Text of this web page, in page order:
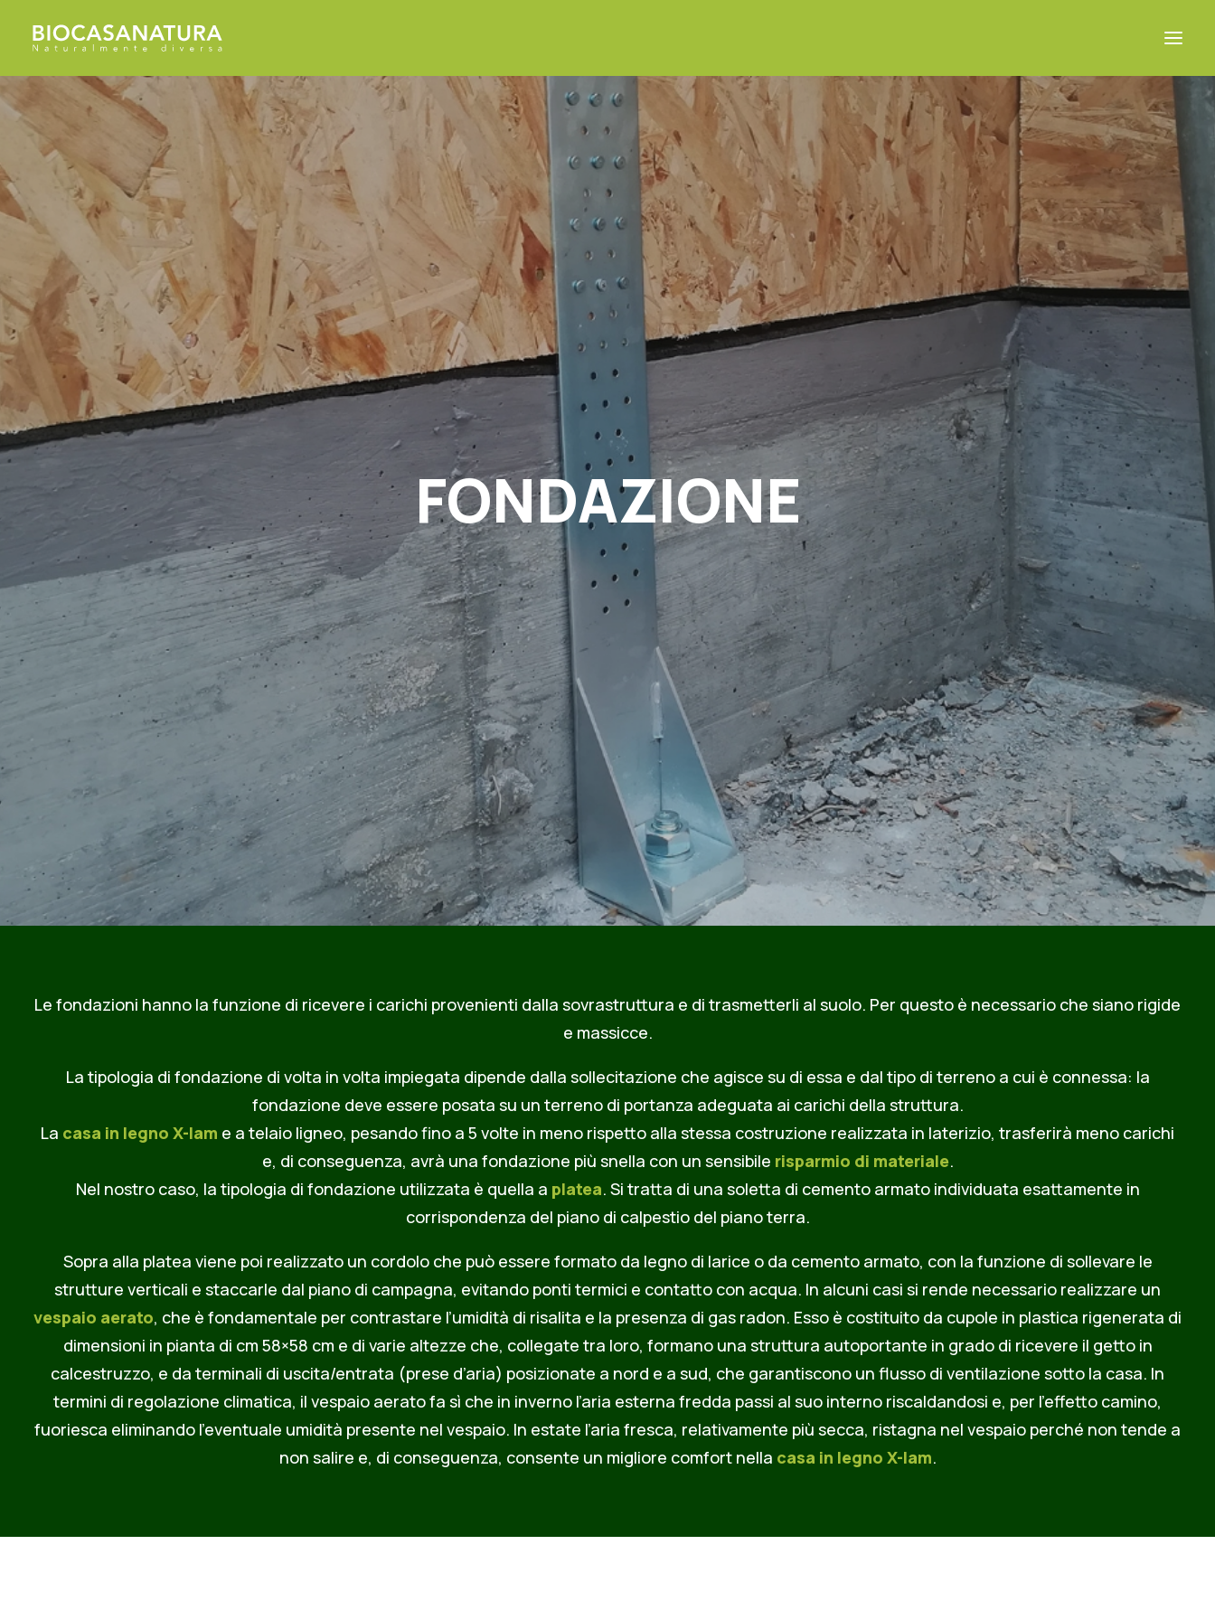
FONDAZIONE
Le fondazioni hanno la funzione di ricevere i carichi provenienti dalla sovrastruttura e di trasmetterli al suolo. Per questo è necessario che siano rigide
e massicce.
La tipologia di fondazione di volta in volta impiegata dipende dalla sollecitazione che agisce su di essa e dal tipo di terreno a cui è connessa: la
fondazione deve essere posata su un terreno di portanza adeguata ai carichi della struttura.
La casa in legno X-lam e a telaio ligneo, pesando fino a 5 volte in meno rispetto alla stessa costruzione realizzata in laterizio, trasferirà meno carichi
e, di conseguenza, avrà una fondazione più snella con un sensibile risparmio di materiale.
Nel nostro caso, la tipologia di fondazione utilizzata è quella a platea. Si tratta di una soletta di cemento armato individuata esattamente in
corrispondenza del piano di calpestio del piano terra.
Sopra alla platea viene poi realizzato un cordolo che può essere formato da legno di larice o da cemento armato, con la funzione di sollevare le
strutture verticali e staccarle dal piano di campagna, evitando ponti termici e contatto con acqua. In alcuni casi si rende necessario realizzare un
vespaio aerato, che è fondamentale per contrastare l’umidità di risalita e la presenza di gas radon. Esso è costituito da cupole in plastica rigenerata di
dimensioni in pianta di cm 58×58 cm e di varie altezze che, collegate tra loro, formano una struttura autoportante in grado di ricevere il getto in
calcestruzzo, e da terminali di uscita/entrata (prese d’aria) posizionate a nord e a sud, che garantiscono un flusso di ventilazione sotto la casa. In
termini di regolazione climatica, il vespaio aerato fa sì che in inverno l’aria esterna fredda passi al suo interno riscaldandosi e, per l’effetto camino,
fuoriesca eliminando l’eventuale umidità presente nel vespaio. In estate l’aria fresca, relativamente più secca, ristagna nel vespaio perché non tende a
non salire e, di conseguenza, consente un migliore comfort nella casa in legno X-lam.